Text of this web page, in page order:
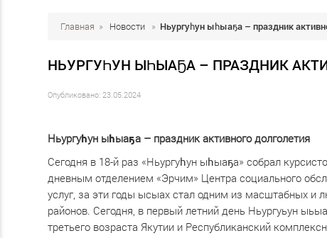
Главная » Новости » Ньургуһун ыһыаҕа – праздник
НЬУРГУҺУН ЫҺЫАҔА – ПРАЗДНИК
Опубликовано: 23.05.2024
Ньургуһун ыһыаҕа – праздник активного долголетия
Сегодня в 18-й раз «Ньургуһун ыһыаҕа» собрал
дневным отделением «Эрчим» Центра социального
услуг, за эти годы ысыах стал одним из масштабных
районов. Сегодня, в первый летний день Ньургуьун
третьего возраста Якутии и Республиканский